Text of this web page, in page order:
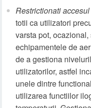
Restrictionati
totii ca utilizatori
varsta pot,
echipamentele de
de a gestiona
utilizatorilor, astfel
unele dintre
utilizarea functiilor